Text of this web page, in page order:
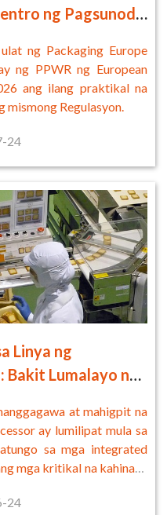
ng Pagsunod
ng Packaging Europe
ng PPWR ng European
ang ilang praktikal na
mismong Regulasyon.
24
Linya ng
Bakit Lumalayo na
at mahigpit na
ay lumilipat mula sa
sa mga integrated
mga kritikal na kahinaan
24